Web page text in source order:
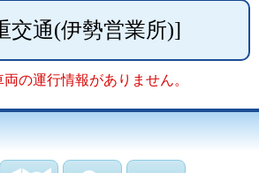
交通(伊勢営業所)]
の運行情報がありません。